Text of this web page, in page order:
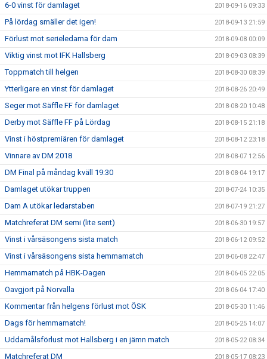
6-0 vinst för damlaget 2018-09-16 09:33
På lördag smäller det igen! 2018-09-13 21:59
Förlust mot serieledarna för dam 2018-09-08 00:09
Viktig vinst mot IFK Hallsberg 2018-09-03 08:39
Toppmatch till helgen 2018-08-30 08:39
Ytterligare en vinst för damlaget 2018-08-26 20:49
Seger mot Säffle FF för damlaget 2018-08-20 10:48
Derby mot Säffle FF på Lördag 2018-08-15 21:18
Vinst i höstpremiären för damlaget 2018-08-12 23:18
Vinnare av DM 2018 2018-08-07 12:56
DM Final på måndag kväll 19:30 2018-08-04 19:17
Damlaget utökar truppen 2018-07-24 10:35
Dam A utökar ledarstaben 2018-07-19 21:27
Matchreferat DM semi (lite sent) 2018-06-30 19:57
Vinst i vårsäsongens sista match 2018-06-12 09:52
Vinst i vårsäsongens sista hemmamatch 2018-06-08 22:47
Hemmamatch på HBK-Dagen 2018-06-05 22:05
Oavgjort på Norvalla 2018-06-04 17:40
Kommentar från helgens förlust mot ÖSK 2018-05-30 11:46
Dags för hemmamatch! 2018-05-25 14:07
Uddamålsförlust mot Hallsberg i en jämn match 2018-05-22 08:34
Matchreferat DM 2018-05-17 08:23